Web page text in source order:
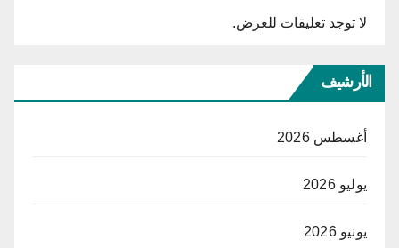
لا توجد تعليقات للعرض.
الأرشيف
أغسطس 2026
يوليو 2026
يونيو 2026